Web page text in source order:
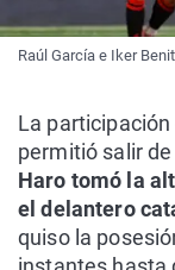
Raúl García e Iker
La
permitió salir
Haro tomó la
el delantero
quiso la